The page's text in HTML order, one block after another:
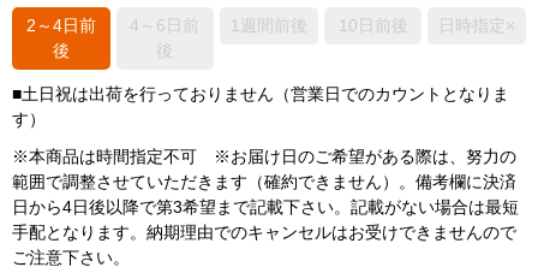
2～4日前
後
4～6日前
後
1週間前後 10日前後 日時指定×
■土日祝は出荷を行っておりません（営業日でのカウントとなりま
す）
※本商品は時間指定不可 ※お届け日のご希望がある際は、努力の
範囲で調整させていただきます（確約できません）。備考欄に決済
日から4日後以降で第3希望まで記載下さい。記載がない場合は最短
手配となります。納期理由でのキャンセルはお受けできませんので
ご注意下さい。